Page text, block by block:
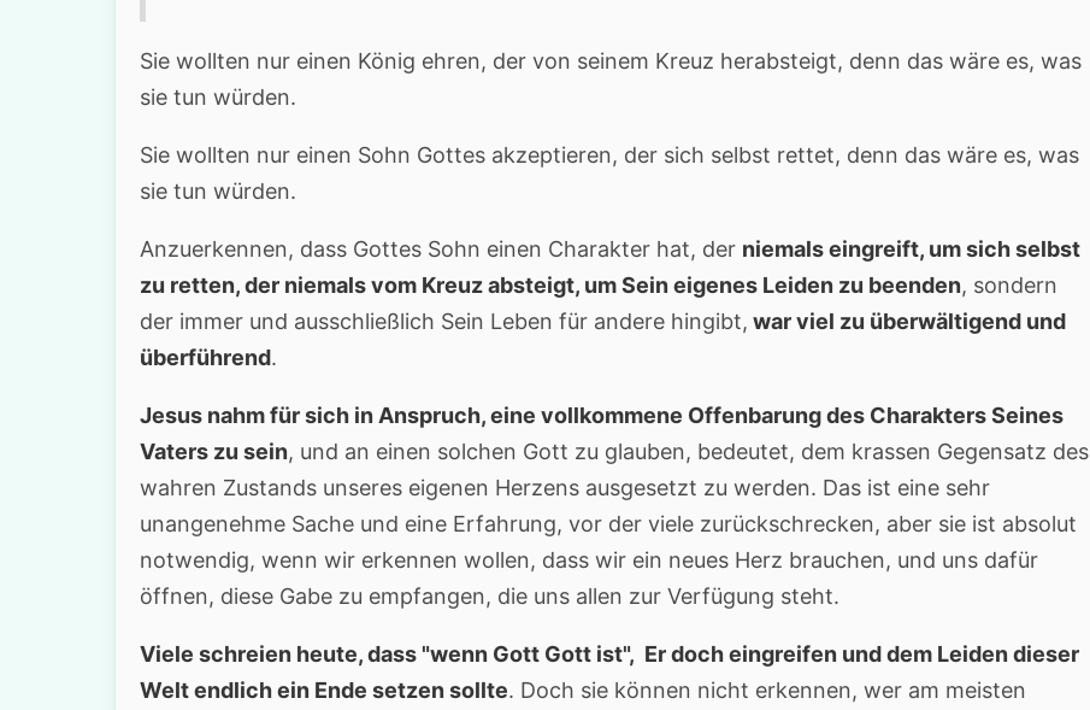
Sie wollten nur einen König ehren, der von seinem Kreuz herabsteigt, denn das wäre es, was
sie tun würden.
Sie wollten nur einen Sohn Gottes akzeptieren, der sich selbst rettet, denn das wäre es, was
sie tun würden.
Anzuerkennen, dass Gottes Sohn einen Charakter hat, der niemals eingreift, um sich selbst
zu retten, der niemals vom Kreuz absteigt, um Sein eigenes Leiden zu beenden, sondern
der immer und ausschließlich Sein Leben für andere hingibt, war viel zu überwältigend und
überführend.
Jesus nahm für sich in Anspruch, eine vollkommene Offenbarung des Charakters Seines
Vaters zu sein, und an einen solchen Gott zu glauben, bedeutet, dem krassen Gegensatz des
wahren Zustands unseres eigenen Herzens ausgesetzt zu werden. Das ist eine sehr
unangenehme Sache und eine Erfahrung, vor der viele zurückschrecken, aber sie ist absolut
notwendig, wenn wir erkennen wollen, dass wir ein neues Herz brauchen, und uns dafür
öffnen, diese Gabe zu empfangen, die uns allen zur Verfügung steht.
Viele schreien heute, dass "wenn Gott Gott ist", Er doch eingreifen und dem Leiden dieser
Welt endlich ein Ende setzen sollte. Doch sie können nicht erkennen, wer am meisten